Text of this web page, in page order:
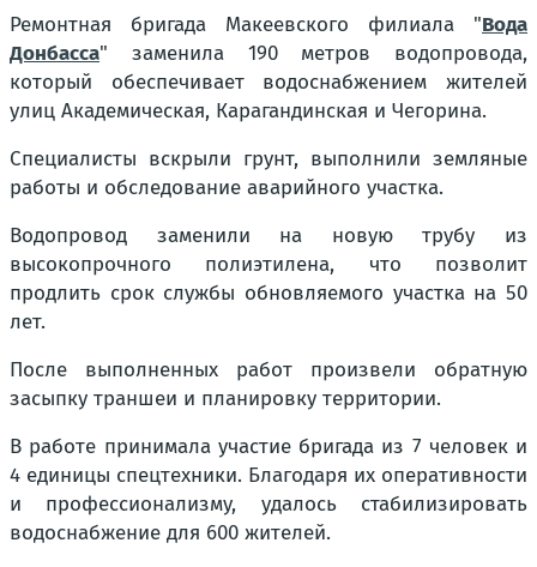
Ремонтная бригада Макеевского филиала "Вода
Донбасса" заменила 190 метров водопровода,
который обеспечивает водоснабжением жителей
улиц Академическая, Карагандинская и Чегорина.
Специалисты вскрыли грунт, выполнили земляные
работы и обследование аварийного участка.
Водопровод заменили на новую трубу из
высокопрочного полиэтилена, что позволит
продлить срок службы обновляемого участка на 50
лет.
После выполненных работ произвели обратную
засыпку траншеи и планировку территории.
В работе принимала участие бригада из 7 человек и
4 единицы спецтехники. Благодаря их оперативности
и профессионализму, удалось стабилизировать
водоснабжение для 600 жителей.